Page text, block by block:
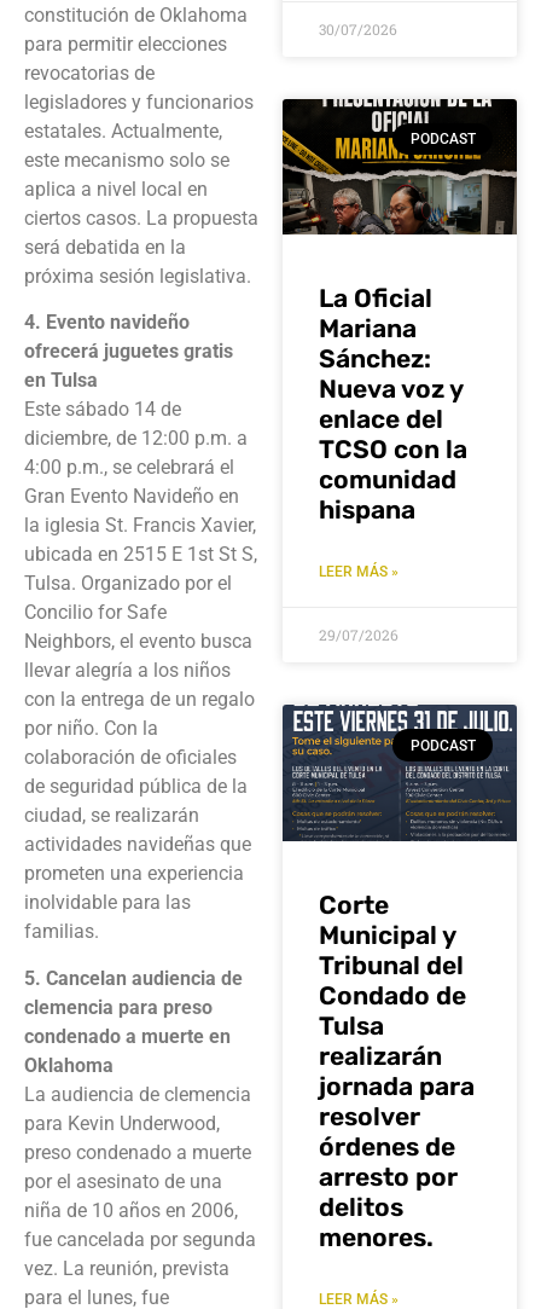
constitución de Oklahoma
para permitir elecciones
revocatorias de
legisladores y funcionarios
estatales. Actualmente,
este mecanismo solo se
aplica a nivel local en
ciertos casos. La propuesta
será debatida en la
próxima sesión legislativa.
4. Evento navideño
ofrecerá juguetes gratis
en Tulsa
Este sábado 14 de
diciembre, de 12:00 p.m. a
4:00 p.m., se celebrará el
Gran Evento Navideño en
la iglesia St. Francis Xavier,
ubicada en 2515 E 1st St S,
Tulsa. Organizado por el
Concilio for Safe
Neighbors, el evento busca
llevar alegría a los niños
con la entrega de un regalo
por niño. Con la
colaboración de oficiales
de seguridad pública de la
ciudad, se realizarán
actividades navideñas que
prometen una experiencia
inolvidable para las
familias.
5. Cancelan audiencia de
clemencia para preso
condenado a muerte en
Oklahoma
La audiencia de clemencia
para Kevin Underwood,
preso condenado a muerte
por el asesinato de una
niña de 10 años en 2006,
fue cancelada por segunda
vez. La reunión, prevista
para el lunes, fue
30/07/2026
PODCAST
La Oficial
Mariana
Sánchez:
Nueva voz y
enlace del
TCSO con la
comunidad
hispana
LEER MÁS »
29/07/2026
PODCAST
Corte
Municipal y
Tribunal del
Condado de
Tulsa
realizarán
jornada para
resolver
órdenes de
arresto por
delitos
menores.
LEER MÁS »